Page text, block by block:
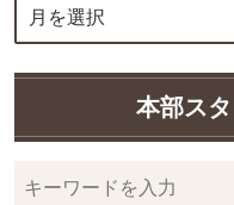
本部ス